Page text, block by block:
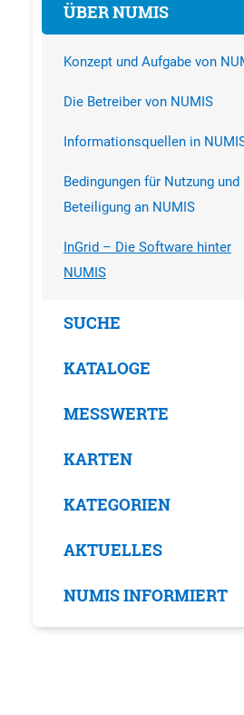
ÜBER NUMIS
Konzept und Aufgabe von
Die Betreiber von NUMIS
Informationsquellen in
Bedingungen für Nutzung und
Beteiligung an NUMIS
InGrid – Die Software hinter
NUMIS
SUCHE
KATALOGE
MESSWERTE
KARTEN
KATEGORIEN
AKTUELLES
NUMIS INFORMIERT